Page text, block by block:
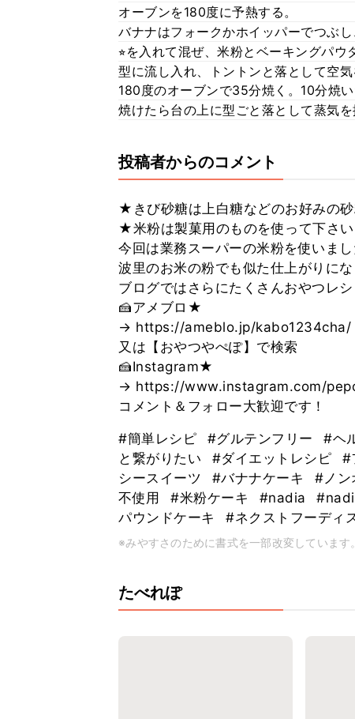
オーブンを180度に予熱する。
バナナはフォークかホイッパーでつぶし
⭐︎を入れて混ぜ、米粉とベーキングパウ
型に流し入れ、トントンと落として空
180度のオーブンで35分焼く。10分焼
焼けたら台の上に型ごと落として蒸気を
投稿者からのコメント
★きび砂糖は上白糖などのお好みの砂
★米粉は製菓用のものを使って下さい
今回は業務スーパーの米粉を使いまし
波里のお米の粉でも似た仕上がりにな
ブログではさらにたくさんおやつレ
🍰アメブロ★
→ https://ameblo.jp/kabo1234cha/
又は【おやつやぺぽ】で検索
🍰Instagram★
→ https://www.instagram.com/
コメント＆フォロー大歓迎です！
#簡単レシピ #グルテンフリー #ヘ
と繋がりたい
#ダイエットレシピ #
シースイーツ
#バナナケーキ #ノン
不使用
#米粉ケーキ #nadia
パウンドケーキ
#ネクストフーディ
※みやすさのために書式を一部改変しています。
たべれぽ